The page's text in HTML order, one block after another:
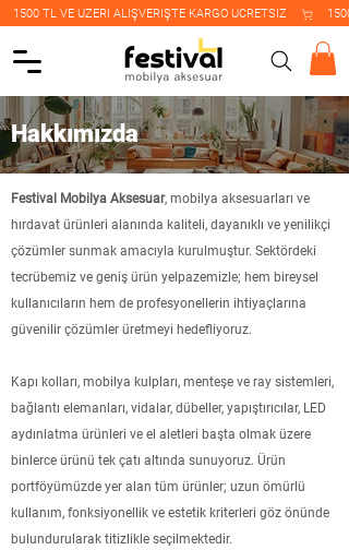
    1500 TL VE ÜZERİ ALIŞVERİŞTE KARGO ÜCRETSİZ
Hakkımızda
Festival Mobilya Aksesuar, mobilya aksesuarları ve
hırdavat ürünleri alanında kaliteli, dayanıklı ve yenilikçi
çözümler sunmak amacıyla kurulmuştur. Sektördeki
tecrübemiz ve geniş ürün yelpazemizle; hem bireysel
kullanıcıların hem de profesyonellerin ihtiyaçlarına
güvenilir çözümler üretmeyi hedefliyoruz.
Kapı kolları, mobilya kulpları, menteşe ve ray sistemleri,
bağlantı elemanları, vidalar, dübeller, yapıştırıcılar, LED
aydınlatma ürünleri ve el aletleri başta olmak üzere
binlerce ürünü tek çatı altında sunuyoruz. Ürün
portföyümüzde yer alan tüm ürünler; uzun ömürlü
kullanım, fonksiyonellik ve estetik kriterleri göz önünde
bulundurularak titizlikle seçilmektedir.